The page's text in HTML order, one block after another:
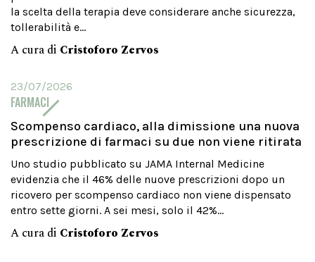
la scelta della terapia deve considerare anche sicurezza,
tollerabilità e...
A cura di Cristoforo Zervos
23/07/2026
FARMACI
Scompenso cardiaco, alla dimissione una nuova
prescrizione di farmaci su due non viene ritirata
Uno studio pubblicato su JAMA Internal Medicine
evidenzia che il 46% delle nuove prescrizioni dopo un
ricovero per scompenso cardiaco non viene dispensato
entro sette giorni. A sei mesi, solo il 42%...
A cura di Cristoforo Zervos